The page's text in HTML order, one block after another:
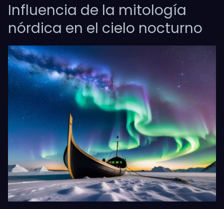
Influencia de la mitología
nórdica en el cielo nocturno